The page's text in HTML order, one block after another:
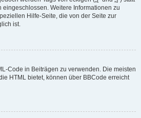
eingeschlossen. Weitere Informationen zu
Hilfe-Seite, die von der Seite zur
ist.
Code in Beiträgen zu verwenden. Die meisten
HTML bietet, können über BBCode erreicht